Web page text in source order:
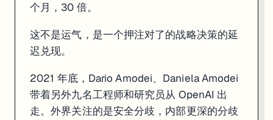
三、增速背后的隐患
300 亿 ARR 的故事有个注脚，这两个月同样写下了。
这三件事单独看都不算危机。但它们发生在同一个窗口期，说明
四、AI 商业化的基本规律
个月，30 倍。
这不是运气，是一个押注对了的战略决策的延
迟兑现。
2021 年底，Dario Amodei、Daniela Amodei
带着另外九名工程师和研究员从 OpenAI 出
走。外界关注的是安全分歧，内部更深的分歧